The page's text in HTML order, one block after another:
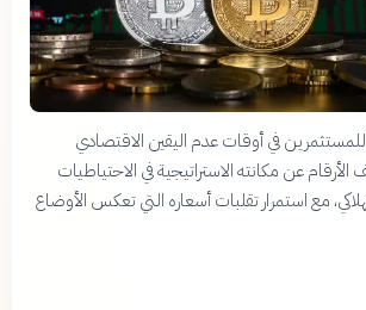
في أوقات عدم اليقين الاقتصادي
عن مكانته الاستراتيجية في الاحتياطيات
مع استمرار تقلبات أسعاره التي تعكس الأوضاع